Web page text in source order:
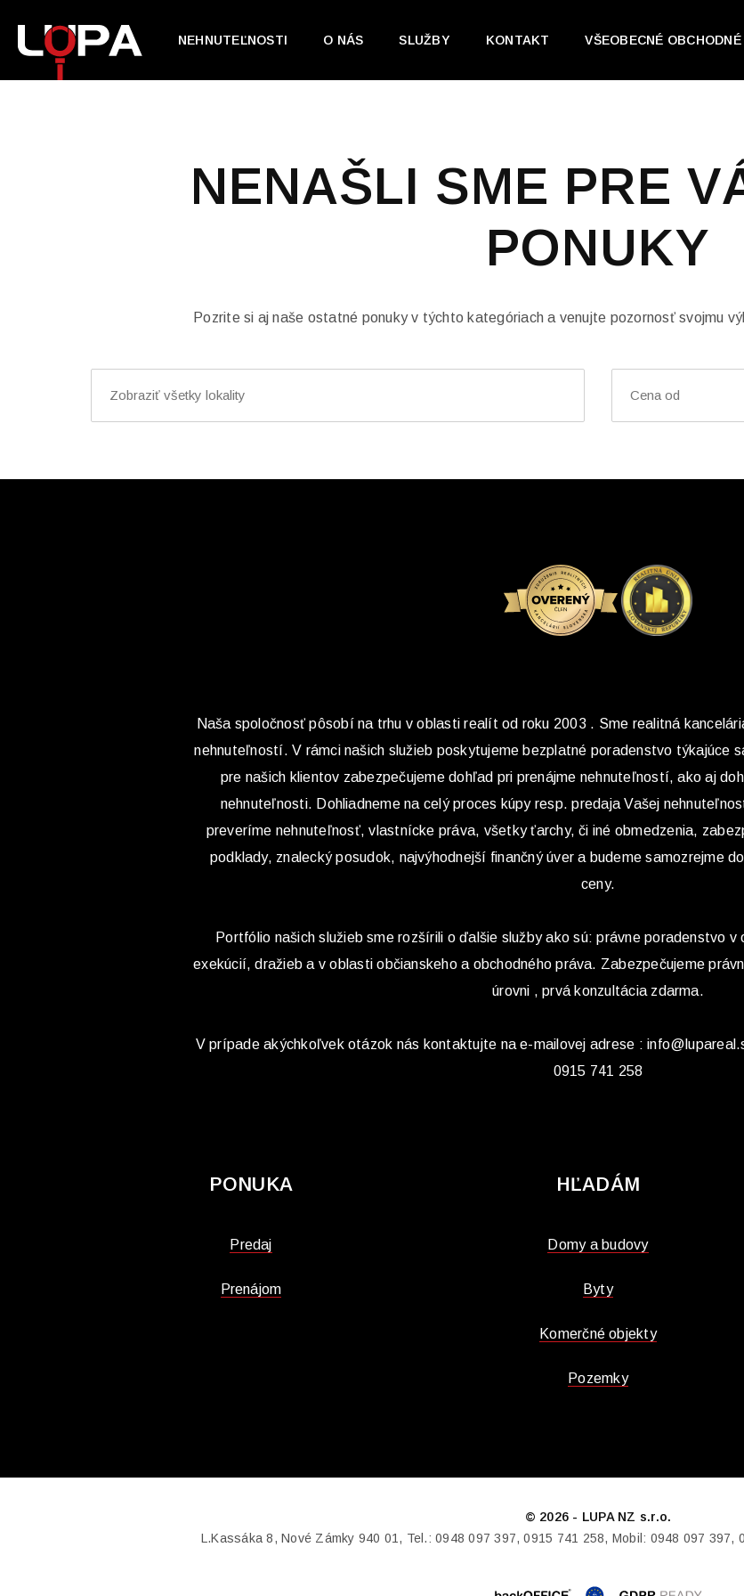
NEHNUTEĽNOSTI O NÁS SLUŽBY KONTAKT VŠEOBECNÉ
NENAŠLI SME PRE
PONUKY
Pozrite si aj naše ostatné ponuky v týchto kategóriach a venujte pozornosť svojmu
Naša spoločnosť pôsobí na trhu v oblasti realít od roku 2003 . Sme realitná
nehnuteľností. V rámci našich služieb poskytujeme bezplatné poradenstvo týkajúce
pre našich klientov zabezpečujeme dohľad pri prenájme nehnuteľností, ako aj
nehnuteľnosti. Dohliadneme na celý proces kúpy resp. predaja Vašej
preveríme nehnuteľnosť, vlastnícke práva, všetky ťarchy, či iné obmedzenia,
podklady, znalecký posudok, najvýhodnejší finančný úver a budeme samozrejme
ceny.
Portfólio našich služieb sme rozšírili o ďalšie služby ako sú: právne poradenstvo
exekúcií, dražieb a v oblasti občianskeho a obchodného práva. Zabezpečujeme
úrovni , prvá konzultácia zdarma.
V prípade akýchkoľvek otázok nás kontaktujte na e-mailovej adrese :
0915 741 258
PONUKA
Predaj
Prenájom
HĽADÁM
Domy a budovy
Byty
Komerčné objekty
Pozemky
© 2026 - LUPA NZ s.r.o.
L.Kassáka 8, Nové Zámky 940 01, Tel.: 0948 097 397, 0915 741 258, Mobil: 0948 097 397,